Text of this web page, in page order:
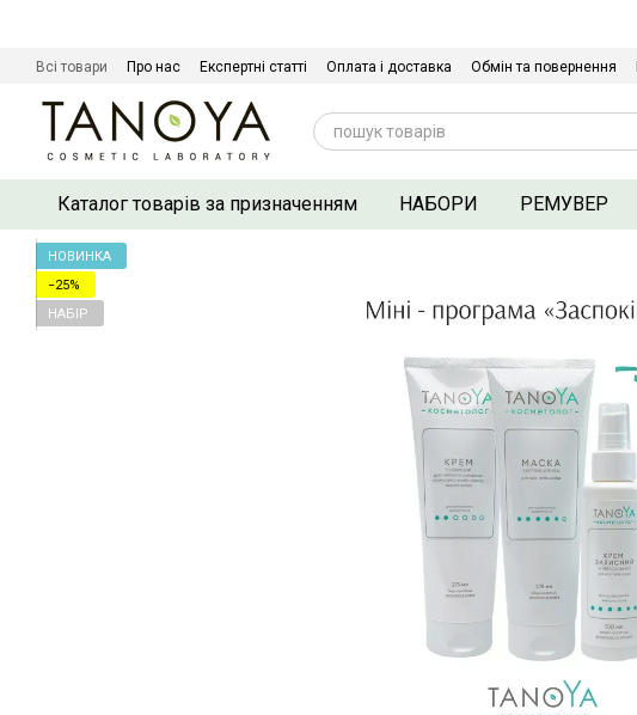
Всі товари Про нас Експертні статті Оплата і доставка Обмін та повернення
Каталог товарів за призначенням НАБОРИ РЕМУВЕР
НОВИНКА
−25%
НАБІР